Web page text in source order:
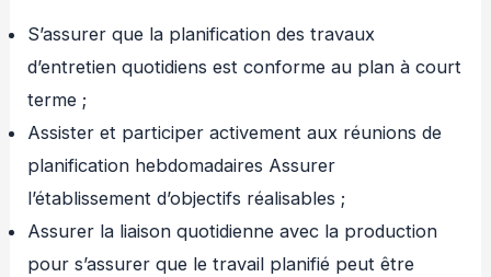
S’assurer que la planification des travaux
d’entretien quotidiens est conforme au plan à court
terme ;
Assister et participer activement aux réunions de
planification hebdomadaires Assurer
l’établissement d’objectifs réalisables ;
Assurer la liaison quotidienne avec la production
pour s’assurer que le travail planifié peut être